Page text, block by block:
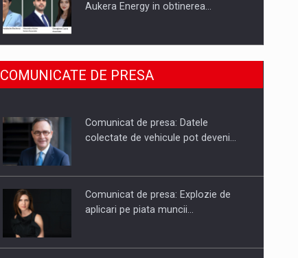
Aukera Energy in obtinerea…
SAPTE PERSONALITATI DIN MEDIUL
DE AFACERI, ACADEMIC SI
Hard Enduro Piatra Craiului 2026,
COMUNICATE DE PRESA
Comunicat de presa: Datele
colectate de vehicule pot deveni…
Comunicat de presa: Explozie de
aplicari pe piata muncii…